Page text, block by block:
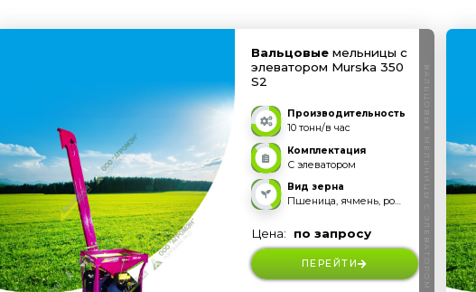
Вальцовыемельницы с
элеватором Murska 350
S2
Производительность
10 тонн/в час
Комплектация
С элеватором
Вид зерна
Пшеница, ячмень, рожь, овес, тритикале, кукуруза и прочее
Цена: по запросу
ПЕРЕЙТИ ВАЛЬЦОВЫЕ МЕЛЬНИЦЫ С ЭЛЕВАТОРОМ